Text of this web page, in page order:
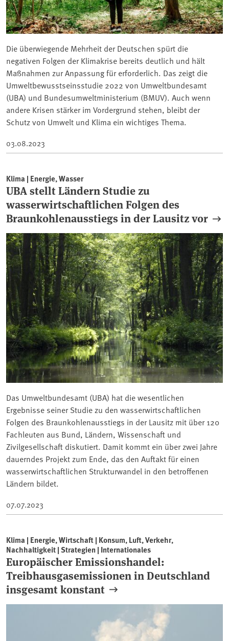
Die überwiegende Mehrheit der Deutschen spürt die
negativen Folgen der Klimakrise bereits deutlich und hält
Maßnahmen zur Anpassung für erforderlich. Das zeigt die
Umweltbewusstseinsstudie 2022 von Umweltbundesamt
(UBA) und Bundesumweltministerium (BMUV). Auch wenn
andere Krisen stärker im Vordergrund stehen, bleibt der
Schutz von Umwelt und Klima ein wichtiges Thema.
03.08.2023
Klima | Energie, Wasser
UBA stellt Ländern Studie zu
wasserwirtschaftlichen Folgen des
Braunkohlenausstiegs in der Lausitz vor
Das Umweltbundesamt (UBA) hat die wesentlichen
Ergebnisse seiner Studie zu den wasserwirtschaftlichen
Folgen des Braunkohlenausstiegs in der Lausitz mit über 120
Fachleuten aus Bund, Ländern, Wissenschaft und
Zivilgesellschaft diskutiert. Damit kommt ein über zwei Jahre
dauerndes Projekt zum Ende, das den Auftakt für einen
wasserwirtschaftlichen Strukturwandel in den betroffenen
Ländern bildet.
07.07.2023
Klima | Energie, Wirtschaft | Konsum, Luft, Verkehr,
Nachhaltigkeit | Strategien | Internationales
Europäischer Emissionshandel:
Treibhausgasemissionen in Deutschland
insgesamt konstant